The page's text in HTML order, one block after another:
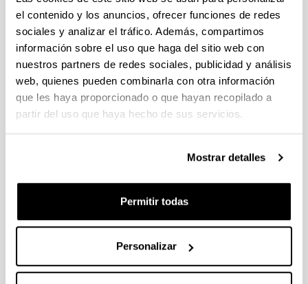
el contenido y los anuncios, ofrecer funciones de redes
sociales y analizar el tráfico. Además, compartimos
información sobre el uso que haga del sitio web con
nuestros partners de redes sociales, publicidad y análisis
web, quienes pueden combinarla con otra información
que les haya proporcionado o que hayan recopilado a
partir del uso que haya hecho de sus servicios.
Mostrar detalles
Permitir todas
Personalizar
Grado en Bioquímica y Biología Molecular
ASIGNATURAS CURSO CRÉDITOS CENTRO
Biología Celular 1 6.0
Facultad
de Ciencia
y
Tecnología
Celulares
de Ciencia
Tecnología
Ingeniería
de Ciencia